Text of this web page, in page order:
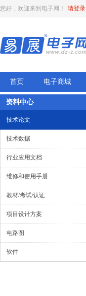
您好，欢迎来到电子网！ 请登录
首页 电子商城
资料中心
技术论文
技术数据
行业应用文档
维修和使用手册
教材/考试/认证
项目设计方案
电路图
软件